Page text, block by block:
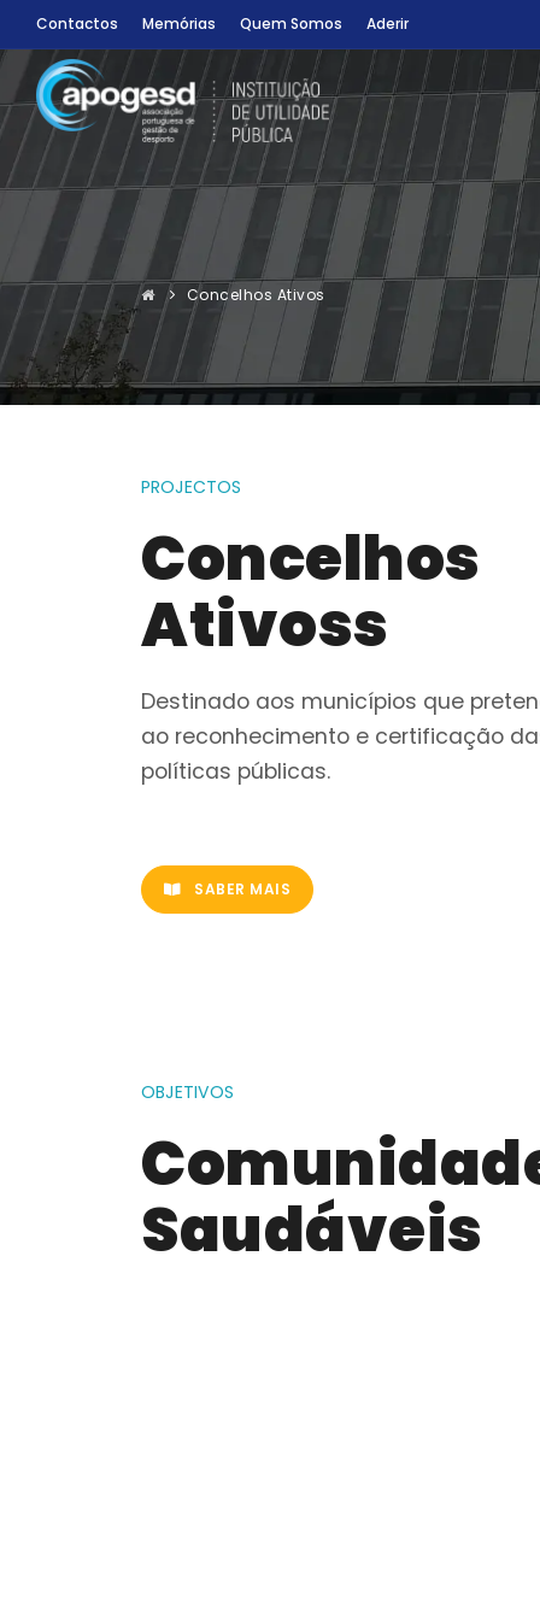
Contactos Memórias Quem Somos Aderir
Concelhos Ativos
PROJECTOS
Concelhos
Ativoss
Destinado aos municípios que
ao reconhecimento e certificação
políticas públicas.
SABER MAIS (ABRE NOVA ABA)
OBJETIVOS
Saudáveis